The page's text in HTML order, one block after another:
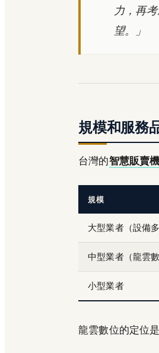
力，再
望。」
規模和服務
台灣的智慧販賣機
規模
大型業者（設備多
中型業者（龍雲數
小型業者
龍雲數位的定位是